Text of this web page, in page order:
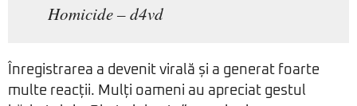
Homicide – d4vd
Înregistrarea a devenit virală și a generat foarte
multe reacții. Mulți oameni au apreciat gestul